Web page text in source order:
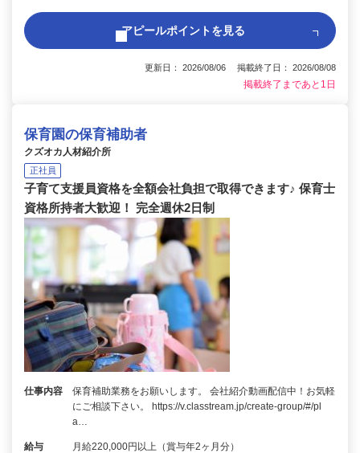
アピールポイントを見る
更新日： 2026/08/06 掲載終了日： 2026/08/08
掲載終了まであと1日
保育園の保育補助者
クズオカ人材紹介所
正社員
子育て支援員資格を全額会社負担で取得できます♪ 保育士
資格所持者大歓迎！ 完全週休2日制
仕事内容
保育補助業務をお願いします。 会社紹介動画配信中！お気軽
にご相談下さい。 https://v.classtream.jp/create-group/#/pl
a…
給与 月給220,000円以上（賞与年2ヶ月分）